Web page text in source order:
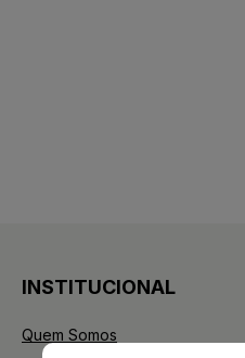
INSTITUCIONAL
Quem Somos